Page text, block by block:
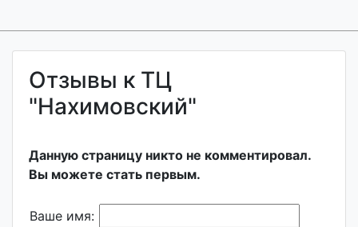
Отзывы к ТЦ
"Нахимовский"
Данную страницу никто не комментировал.
Вы можете стать первым.
Ваше имя: